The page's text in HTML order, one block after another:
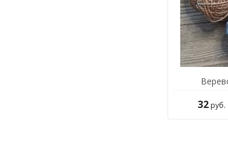
32 руб.